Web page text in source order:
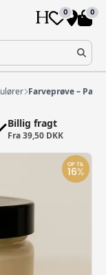
0 0
Farveprøve –
Billig fragt
Fra 39,50 DKK
OP TIL
16%